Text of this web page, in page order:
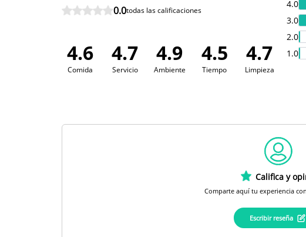
0.0todas las calificaciones
4.6
Comida
4.7
Servicio
4.9
Ambiente
4.5
Tiempo
4.7
Limpieza
4.0
3.0
2.0
1.0
Califica y
Comparte aquí tu experiencia
Escribir reseña